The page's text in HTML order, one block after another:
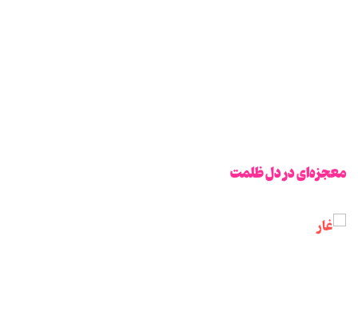
معجزه‌ای در دل ظلمت